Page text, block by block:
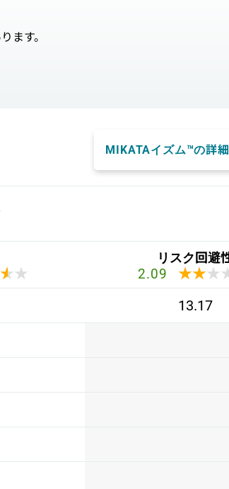
ます。
MIKATAイズム™の詳
リスク回避
2.09
13.17